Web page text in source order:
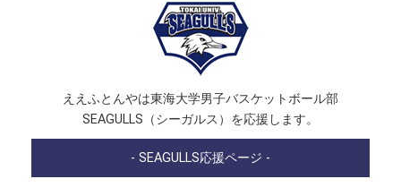
ええふとんやは東海大学男子バスケットボール部
SEAGULLS（シーガルス）を応援します。
- SEAGULLS応援ページ -